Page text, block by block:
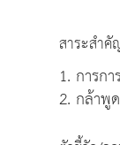
สาระสำ
1. การก
2. กล้าพู